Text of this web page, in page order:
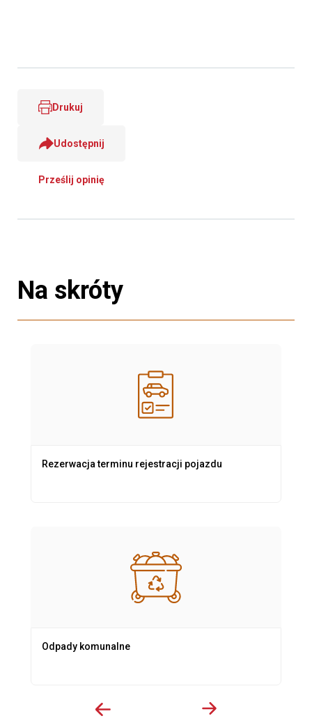
Drukuj
Udostępnij
Prześlij opinię
Na skróty
Rezerwacja terminu rejestracji pojazdu
Odpady komunalne